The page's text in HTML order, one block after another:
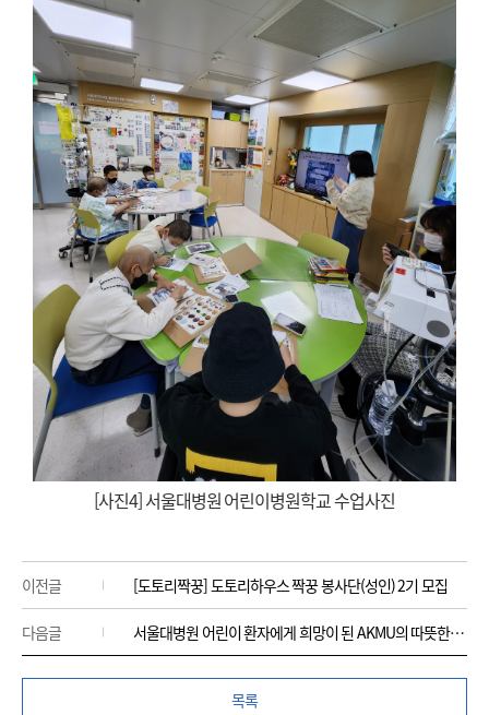
[사진4] 서울대병원 어린이병원학교 수업사진
이전글 [도토리짝꿍] 도토리하우스 짝꿍 봉사단(성인) 2기 모집
다음글 서울대병원 어린이 환자에게 희망이 된 AKMU의 따뜻한 선물
목록